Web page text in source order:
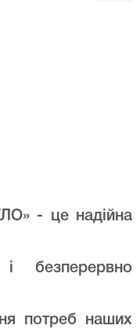
- це надійна
безперервно
потреб наших